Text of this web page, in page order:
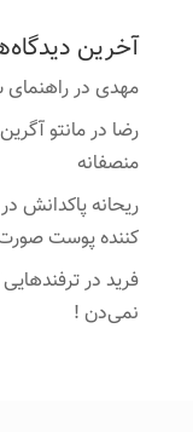
آخرین
مهدیدر
رضا درمانتو
منصفانه
ریحانه پاکدانشدر
کننده پوست
فریددر
نمی‌دن !